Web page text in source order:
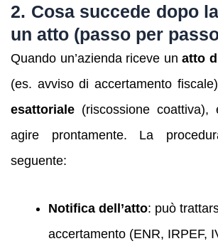
2. Cosa succede dopo
un atto (passo per
Quando un’azienda riceve un atto
(es. avviso di accertamento
esattoriale (riscossione coattiva),
agire prontamente. La
seguente:
Notifica dell’atto: può
accertamento (ENR, IRPEF,